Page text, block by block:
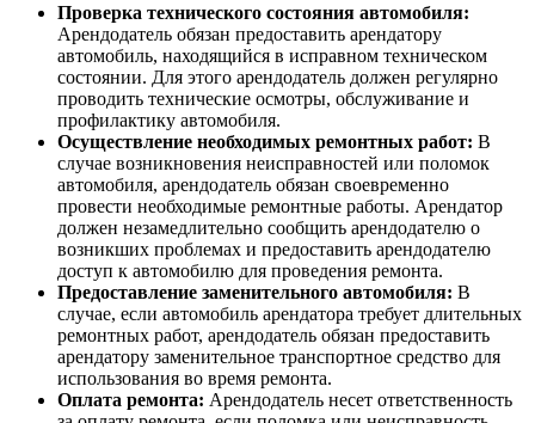
Проверка технического состояния автомобиля:
Арендодатель обязан предоставить арендатору
автомобиль, находящийся в исправном техническом
состоянии. Для этого арендодатель должен регулярно
проводить технические осмотры, обслуживание и
профилактику автомобиля.
Осуществление необходимых ремонтных работ: В
случае возникновения неисправностей или поломок
автомобиля, арендодатель обязан своевременно
провести необходимые ремонтные работы. Арендатор
должен незамедлительно сообщить арендодателю о
возникших проблемах и предоставить арендодателю
доступ к автомобилю для проведения ремонта.
Предоставление заменительного автомобиля: В
случае, если автомобиль арендатора требует длительных
ремонтных работ, арендодатель обязан предоставить
арендатору заменительное транспортное средство для
использования во время ремонта.
Оплата ремонта: Арендодатель несет ответственность